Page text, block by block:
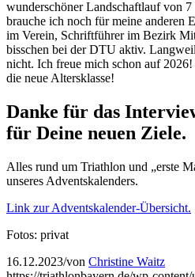
wunderschöner Landschaftlauf von
brauche ich noch für meine anderen
im Verein, Schriftführer im Bezirk
bisschen bei der DTU aktiv.
nicht. Ich freue mich schon auf
die neue Altersklasse!
Danke für das
für Deine neuen Ziele.
Alles rund um Triathlon und „erste
unseres Adventskalenders.
Link zur Adventskalender-Übersicht.
Fotos: privat
16.12.2023/von Christine Waitz